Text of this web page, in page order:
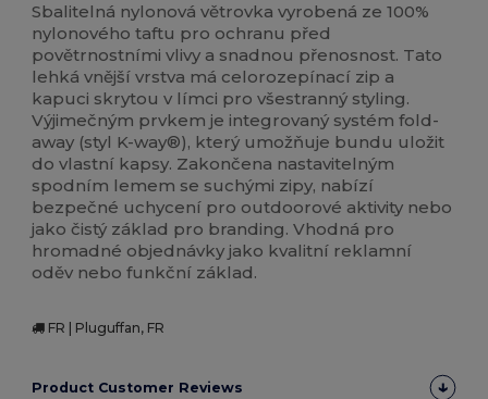
Sbalitelná nylonová větrovka vyrobená ze 100%
nylonového taftu pro ochranu před
povětrnostními vlivy a snadnou přenosnost. Tato
lehká vnější vrstva má celorozepínací zip a
kapuci skrytou v límci pro všestranný styling.
Výjimečným prvkem je integrovaný systém fold-
away (styl K-way®), který umožňuje bundu uložit
do vlastní kapsy. Zakončena nastavitelným
spodním lemem se suchými zipy, nabízí
bezpečné uchycení pro outdoorové aktivity nebo
jako čistý základ pro branding. Vhodná pro
hromadné objednávky jako kvalitní reklamní
oděv nebo funkční základ.
FR | Pluguffan, FR
Product Customer Reviews